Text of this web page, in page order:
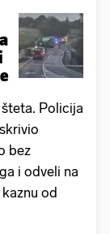
Policija
bez
i odveli na
od